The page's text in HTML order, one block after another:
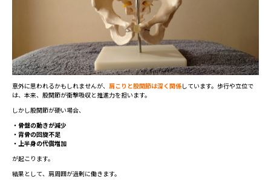
意外に思われるかもしれませんが、 肩こりと股関節は深く関係しています。歩行や立位で
は、本来、股関節が衝撃吸収と推進力を担います。
しかし股関節が硬い場合、
・骨盤の動きが減少
・背骨の回旋不足
・上半身の代償増加
が起こります。
結果として、肩周囲が過剰に働きます。